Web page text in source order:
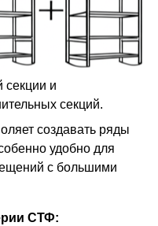
секции и
секций.
создавать ряды
удобно для
с большими
СТФ: